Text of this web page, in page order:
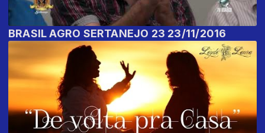
BRASIL AGRO SERTANEJO 23 23/11/2016